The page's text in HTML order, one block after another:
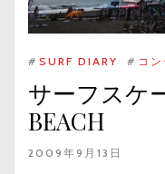
# SURF DIARY # コ
サーフスケ
BEACH
2009年9月13日